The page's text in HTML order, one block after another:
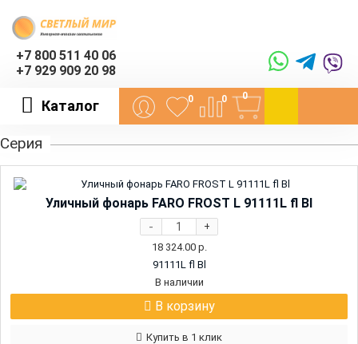
+7 800 511 40 06
+7 929 909 20 98
Каталог 0 0 0
Серия
Уличный фонарь FARO FROST L 91111L fl Bl
- +
18 324.00р.
91111L fl Bl
В наличии
В корзину
Купить в 1 клик